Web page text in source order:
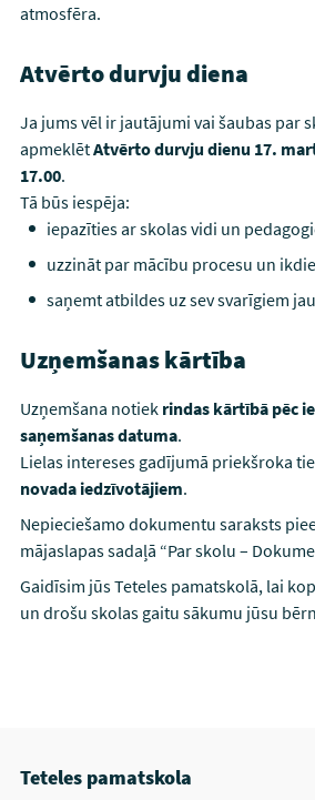
atmosfēra.
Atvērto durvju diena
Ja jums vēl ir jautājumi vai šaubas par
apmeklētAtvērto durvju dienu 17.
17.00.
Tā būs iespēja:
iepazīties ar skolas vidi un
uzzināt par mācību procesu un
saņemt atbildes uz sev svarīgiem
Uzņemšanas kārtība
Uzņemšana notiek rindas kārtībā pēc
saņemšanas datuma.
Lielas intereses gadījumā priekšroka
novada iedzīvotājiem.
Nepieciešamo dokumentu saraksts
mājaslapas sadaļā “Par skolu –
Gaidīsim jūs Teteles pamatskolā, lai
un drošu skolas gaitu sākumu jūsu
Teteles pamatskola